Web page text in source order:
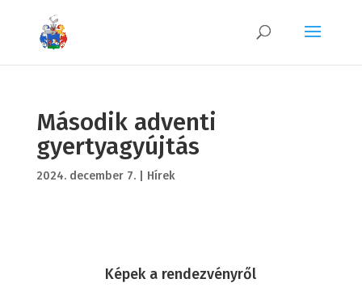
Második adventi
gyertyagyújtás
2024. december 7.| Hírek
Képek a rendezvényről